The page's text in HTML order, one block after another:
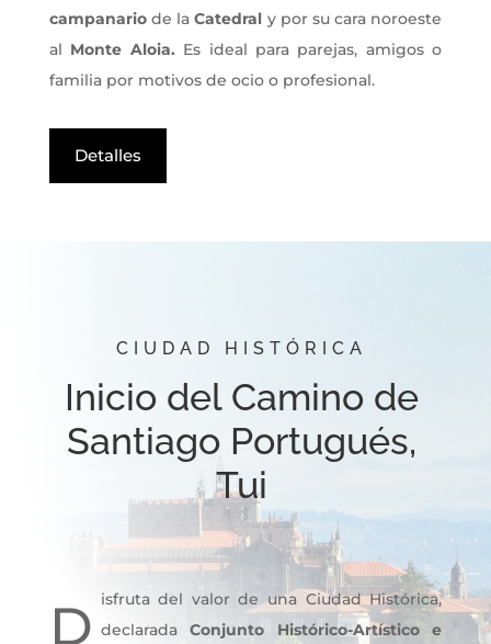
campanariode laCatedral y por su cara noroeste
al Monte Aloia. Es ideal para parejas, amigos o
familia por motivos de ocio o profesional.
Detalles
CIUDAD HISTÓRICA
Inicio del Camino de
Santiago Portugués,
Tui
D isfruta del valor de una Ciudad Histórica,
declaradaConjunto Histórico-Artístico e